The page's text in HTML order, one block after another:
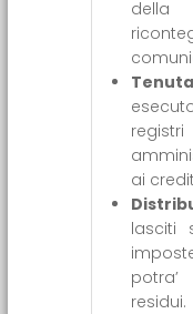
della
ai
lasciti
residui.